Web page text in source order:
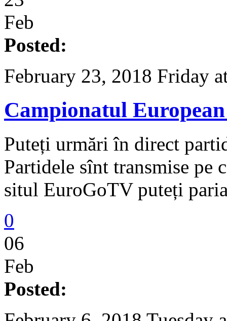
Feb
Posted:
February 23, 2018 Friday
Campionatul
Puteți urmări în direct
Partidele sînt transmise pe
situl EuroGoTV puteți
0
06
Feb
Posted: